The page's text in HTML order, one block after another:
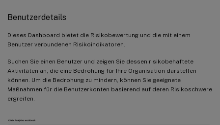
Benutzerdetails
Dieses Dashboard bietet die Risikobewertung und die mit einem
Benutzer verbundenen Risikoindikatoren.
Suchen Sie einen Benutzer und zeigen Sie dessen risikobehaftete
Aktivitäten an, die eine Bedrohung für Ihre Organisation darstellen
können. Um die Bedrohung zu mindern, können Sie geeignete
Maßnahmen für die Benutzerkonten basierend auf deren Risikoschwere
ergreifen.